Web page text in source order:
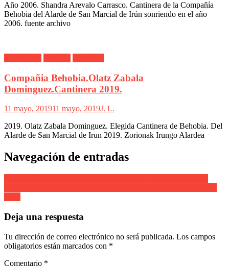
Año 2006. Shandra Arevalo Carrasco. Cantinera de la Compañía
Behobia del Alarde de San Marcial de Irún sonriendo en el año
2006. fuente archivo
Compañia Behobia.Olatz Zabala
Dominguez.Cantinera 2019.
11 mayo, 201911 mayo, 2019J. L.
2019. Olatz Zabala Dominguez. Elegida Cantinera de Behobia. Del
Alarde de San Marcial de Irun 2019. Zorionak Irungo Alardea
Navegación de entradas
Deja una respuesta
Tu dirección de correo electrónico no será publicada. Los campos
obligatorios están marcados con *
Comentario *